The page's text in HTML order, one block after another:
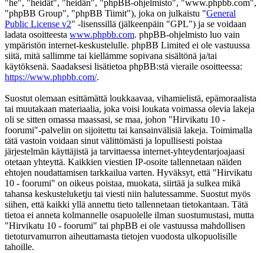
"he", "heidät", "heidän", "phpBB-ohjelmisto", "www.phpbb.com",
"phpBB Group", "phpBB Tiimit"), joka on julkaistu "General
Public License v2" -lisenssillä (jälkeenpäin "GPL") ja se voidaan
ladata osoitteesta www.phpbb.com. phpBB-ohjelmisto luo vain
ympäristön internet-keskustelulle. phpBB Limited ei ole vastuussa
siitä, mitä sallimme tai kiellämme sopivana sisältönä ja/tai
käytöksenä. Saadaksesi lisätietoa phpBB:stä vieraile osoitteessa:
https://www.phpbb.com/.
Suostut olemaan esittämättä loukkaavaa, vihamielistä, epämoraalista
tai muutakaan materiaalia, joka voisi loukata voimassa olevia lakeja
oli se sitten omassa maassasi, se maa, johon "Hirvikatu 10 -
foorumi"-palvelin on sijoitettu tai kansainvälisiä lakeja. Toimimalla
tätä vastoin voidaan sinut välittömästi ja lopullisesti poistaa
järjestelmän käyttäjistä ja tarvittaessa internet-yhteydentarjoajaasi
otetaan yhteyttä. Kaikkien viestien IP-osoite tallennetaan näiden
ehtojen noudattamisen tarkkailua varten. Hyväksyt, että "Hirvikatu
10 - foorumi" on oikeus poistaa, muokata, siirtää ja sulkea mikä
tahansa keskusteluketju tai viesti niin halutessamme. Suostut myös
siihen, että kaikki yllä annettu tieto tallennetaan tietokantaan. Tätä
tietoa ei anneta kolmannelle osapuolelle ilman suostumustasi, mutta
"Hirvikatu 10 - foorumi" tai phpBB ei ole vastuussa mahdollisen
tietoturvamurron aiheuttamasta tietojen vuodosta ulkopuolisille
tahoille.